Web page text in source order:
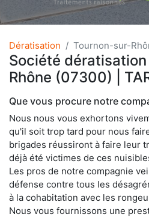
Dératisation Tournon-sur-
Société
Rhône (07300) |
Que vous procure notre
Nous nous vous exhortons
qu'il soit trop tard pour nous
brigades réussiront à faire leur
déjà été victimes de ces
Les pros de notre compagnie
défense contre tous les
à la cohabitation avec les
Nous vous fournissons une